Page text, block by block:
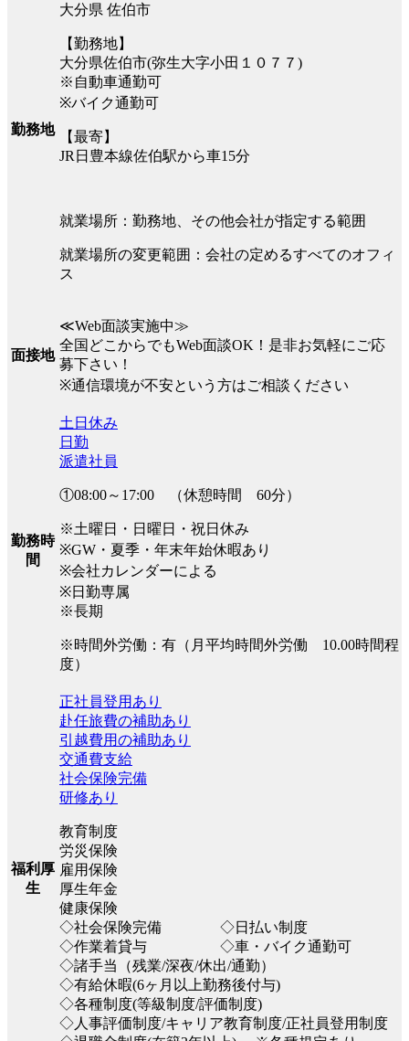
勤務地
大分県 佐伯市
【勤務地】
大分県佐伯市(弥生大字小田１０７７)
※自動車通勤可
※バイク通勤可
【最寄】
JR日豊本線佐伯駅から車15分
就業場所：勤務地、その他会社が指定する範囲
就業場所の変更範囲：会社の定めるすべてのオフィ
ス
面接地
≪Web面談実施中≫
全国どこからでもWeb面談OK！是非お気軽にご応
募下さい！
※通信環境が不安という方はご相談ください
勤務時
間
土日休み
日勤
派遣社員
①08:00～17:00 （休憩時間 60分）
※土曜日・日曜日・祝日休み
※GW・夏季・年末年始休暇あり
※会社カレンダーによる
※日勤専属
※長期
※時間外労働：有（月平均時間外労働 10.00時間程
度）
福利厚
生
正社員登用あり
赴任旅費の補助あり
引越費用の補助あり
交通費支給
社会保険完備
研修あり
教育制度
労災保険
雇用保険
厚生年金
健康保険
◇社会保険完備 ◇日払い制度
◇作業着貸与 ◇車・バイク通勤可
◇諸手当（残業/深夜/休出/通勤）
◇有給休暇(6ヶ月以上勤務後付与)
◇各種制度(等級制度/評価制度)
◇人事評価制度/キャリア教育制度/正社員登用制度